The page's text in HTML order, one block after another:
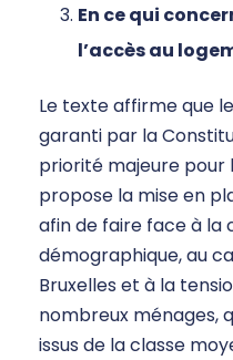
En ce qui
l’accès au
Le texte affirme que
garanti par la
priorité majeure pour
propose la mise en
afin de faire face à la
démographique, au
Bruxelles et à la
nombreux ménages,
issus de la classe